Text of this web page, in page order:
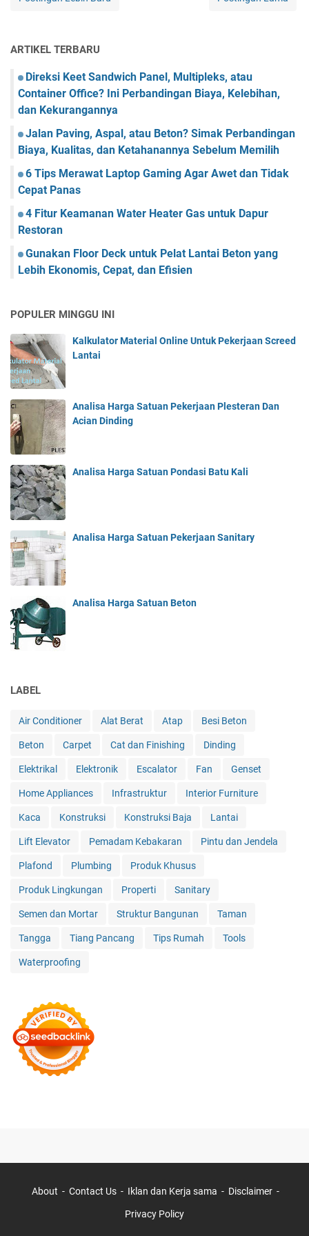
ARTIKEL TERBARU
Direksi Keet Sandwich Panel, Multipleks, atau
Container Office? Ini Perbandingan Biaya, Kelebihan,
dan Kekurangannya
Jalan Paving, Aspal, atau Beton? Simak Perbandingan
Biaya, Kualitas, dan Ketahanannya Sebelum Memilih
6 Tips Merawat Laptop Gaming Agar Awet dan Tidak
Cepat Panas
4 Fitur Keamanan Water Heater Gas untuk Dapur
Restoran
Gunakan Floor Deck untuk Pelat Lantai Beton yang
Lebih Ekonomis, Cepat, dan Efisien
POPULER MINGGU INI
Kalkulator Material Online Untuk Pekerjaan Screed
Lantai
Analisa Harga Satuan Pekerjaan Plesteran Dan
Acian Dinding
Analisa Harga Satuan Pondasi Batu Kali
Analisa Harga Satuan Pekerjaan Sanitary
Analisa Harga Satuan Beton
LABEL
Air Conditioner Alat Berat Atap Besi Beton
Beton Carpet Cat dan Finishing Dinding
Elektrikal Elektronik Escalator Fan Genset
Home Appliances Infrastruktur Interior Furniture
Kaca Konstruksi Konstruksi Baja Lantai
Lift Elevator Pemadam Kebakaran Pintu dan Jendela
Plafond Plumbing Produk Khusus
Produk Lingkungan Properti Sanitary
Semen dan Mortar Struktur Bangunan Taman
Tangga Tiang Pancang Tips Rumah Tools
Waterproofing
About Contact Us Iklan dan Kerja sama Disclaimer
Privacy Policy